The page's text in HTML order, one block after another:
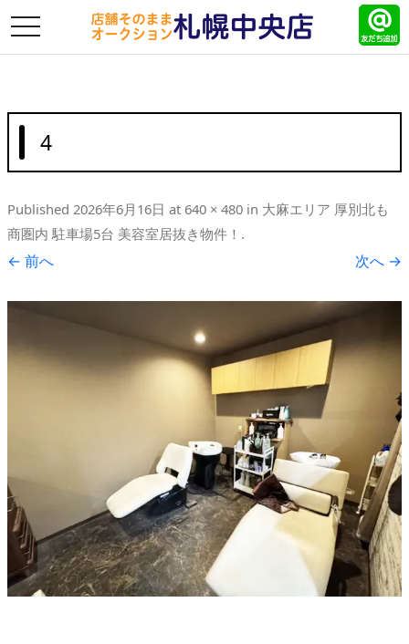
toggle
4
Published 2026年6月16日 at 640 × 480 in 大麻エリア 厚別北も
商圏内 駐車場5台 美容室居抜き物件！ .
← 前へ 次へ →